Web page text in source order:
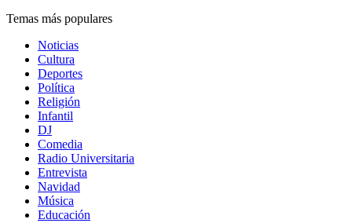
Temas más populares
Noticias
Cultura
Deportes
Política
Religión
Infantil
DJ
Comedia
Radio Universitaria
Entrevista
Navidad
Música
Educación